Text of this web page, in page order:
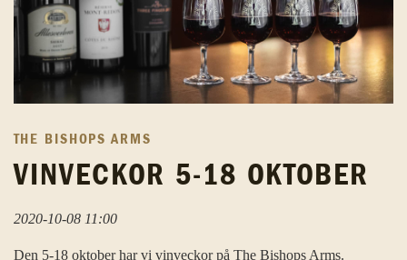
THE BISHOPS ARMS
VINVECKOR 5-18 OKTOBER
2020-10-08 11:00
Den 5-18 oktober har vi vinveckor på The Bishops Arms.